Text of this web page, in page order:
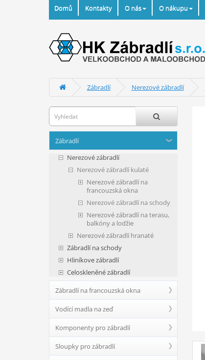
Domů Kontakty O nás O nákupu
Zábradlí Nerezové zábradlí
Zábradlí
Nerezové zábradlí
Nerezové zábradlí kulaté
Nerezové zábradlí na
francouzská okna
Nerezové zábradlí na schody
Nerezové zábradlí na terasu,
balkóny a lodžie
Nerezové zábradlí hranaté
Zábradlí na schody
Hliníkove zábradlí
Celoskleněné zábradlí
Zábradlí na francouzská okna
Vodící madla na zeď
Komponenty pro zábradlí
Sloupky pro zábradlí